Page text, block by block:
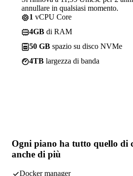
annullare in qualsiasi momento.
1 vCPU Core
4GB di RAM
50 GB spazio su disco NVMe
4TB largezza di banda
Ogni piano ha tutto quello di
anche di più
Docker manager